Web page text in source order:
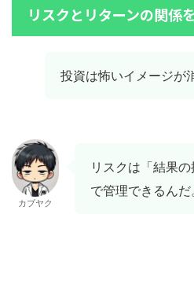
リスクとリターンの関係
投資は怖いイメージが
カブヤク
リスクは「結果の
で管理できるんだ